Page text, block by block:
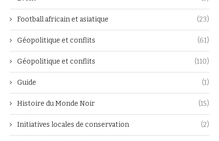
Football africain et asiatique (23)
Géopolitique et conflits (61)
Géopolitique et conflits (110)
Guide (1)
Histoire du Monde Noir (15)
Initiatives locales de conservation (2)